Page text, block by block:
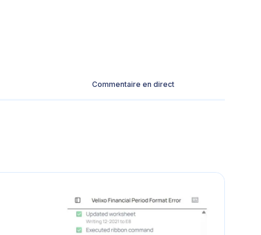
Commentaire en direct